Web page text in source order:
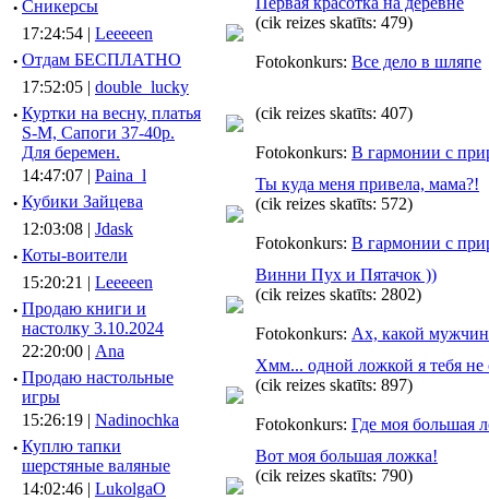
· Сникерсы
17:24:54 | Leeeeen
· Отдам БЕСПЛАТНО
17:52:05 | double_lucky
· Куртки на весну, платья
S-M, Сапоги 37-40р.
Для беремен.
14:47:07 | Paina_l
· Кубики Зайцева
12:03:08 | Jdask
· Коты-воители
15:20:21 | Leeeeen
· Продаю книги и
настолку 3.10.2024
22:20:00 | Ana
· Продаю настольные
игры
15:26:19 | Nadinochka
· Куплю тапки
шерстяные валяные
14:02:46 | LukolgaO
(cik reizes skatīts: 479)
Fotokonkurs: Все дело в шляпе
(cik reizes skatīts: 407)
Fotokonkurs: В гармонии с
Ты куда меня привела, мама?!
(cik reizes skatīts: 572)
Fotokonkurs: В гармонии с
Винни Пух и Пятачок ))
(cik reizes skatīts: 2802)
Fotokonkurs: Ах, какой
Хмм... одной ложкой я тебя
(cik reizes skatīts: 897)
Fotokonkurs: Где моя большая
Вот моя большая ложка!
(cik reizes skatīts: 790)